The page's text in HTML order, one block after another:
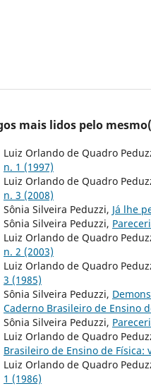
mais lidos pelo
Luiz Orlando de Quadro
n. 1 (1997)
Luiz Orlando de Quadro
n. 3 (2008)
Sônia Silveira Peduzzi, Já lhe
Sônia Silveira Peduzzi,
Luiz Orlando de Quadro
n. 2 (2003)
Luiz Orlando de Quadro
3 (1985)
Sônia Silveira Peduzzi,
Caderno Brasileiro de Ensino
Sônia Silveira Peduzzi,
Luiz Orlando de Quadro
Brasileiro de Ensino de Física:
Luiz Orlando de Quadro
1 (1986)